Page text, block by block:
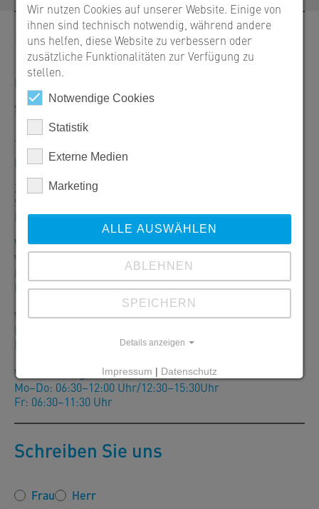
Kontakt
Bestellungen, Angebote und Produktinformationen
SW Umwelttechnik Österreich GmbH
+43 463 32109-100
Mo–Do: 7:30–16:30 Uhr/Fr: 7:30–12:00 Uhr
Zentrale Klagenfurt
SW Umwelttechnik Österreich GmbH
Bahnstraße 87-93, 9021 Klagenfurt
Warenausgabe
Werk Klagenfurt:
Mo–Do: 07:00–12:00 Uhr/12:30–16:00Uhr
Fr: 07:00–12:00 Uhr
Werk Lienz:
Mo–Do: 07:00-12:00 Uhr/13:00–16:00Uhr
Fr: 07:00–12:00 Uhr
Werk Sierning:
Mo–Do: 06:30–12:00 Uhr/12:30–15:30Uhr
Fr: 06:30–11:30 Uhr
Schreiben Sie uns
Frau Herr
Wir nutzen Cookies auf unserer Website. Einige von
ihnen sind technisch notwendig, während andere
uns helfen, diese Website zu verbessern oder
zusätzliche Funktionalitäten zur Verfügung zu
stellen.
Notwendige Cookies
Statistik
Externe Medien
Marketing
ALLE AUSWÄHLEN
ABLEHNEN
SPEICHERN
Details anzeigen
Impressum | Datenschutz